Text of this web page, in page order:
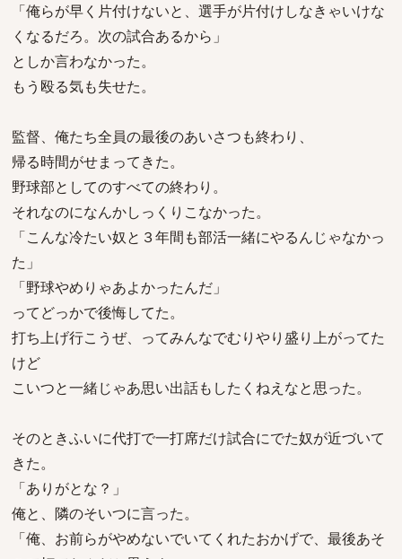
「俺らが早く片付けないと、選手が片付けしなきゃいけな
くなるだろ。次の試合あるから」
としか言わなかった。
もう殴る気も失せた。
監督、俺たち全員の最後のあいさつも終わり、
帰る時間がせまってきた。
野球部としてのすべての終わり。
それなのになんかしっくりこなかった。
「こんな冷たい奴と３年間も部活一緒にやるんじゃなかっ
た」
「野球やめりゃあよかったんだ」
ってどっかで後悔してた。
打ち上げ行こうぜ、ってみんなでむりやり盛り上がってた
けど
こいつと一緒じゃあ思い出話もしたくねえなと思った。
そのときふいに代打で一打席だけ試合にでた奴が近づいて
きた。
「ありがとな？」
俺と、隣のそいつに言った。
「俺、お前らがやめないでいてくれたおかげで、最後あそ